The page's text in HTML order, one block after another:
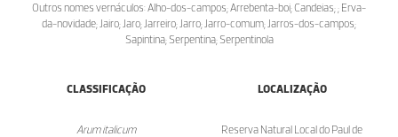
Outros nomes vernáculos: Alho-dos-campos; Arrebenta-boi; Candeias; ; Erva-
da-novidade; Jairo; Jaro; Jarreiro; Jarro; Jarro-comum; Jarros-dos-campos;
Sapintina; Serpentina; Serpentinola
CLASSIFICAÇÃO
Arum italicum
LOCALIZAÇÃO
Reserva Natural Local do Paul de